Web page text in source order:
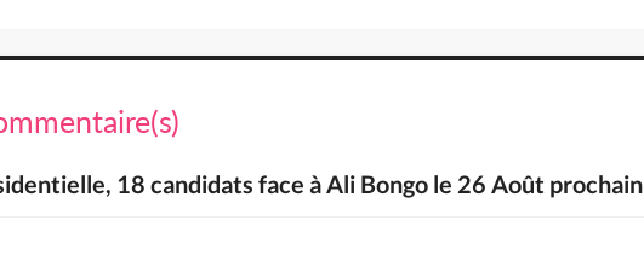
18 candidats face à Ali Bongo le 26 Août prochain